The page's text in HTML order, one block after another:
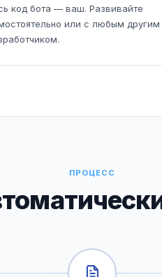
код бота — ваш. Развивайте
или с любым другим
ПРОЦЕСС